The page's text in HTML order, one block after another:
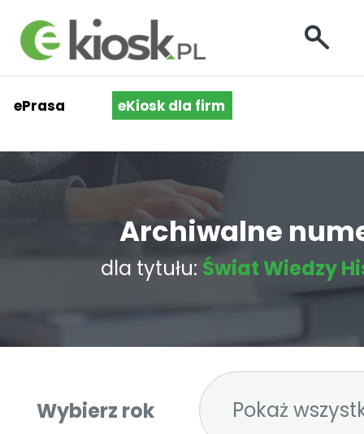
ePrasa eKiosk dla firm
Archiwalne
dla tytułu: Świat Wiedzy
Wybierz rok Pokaż